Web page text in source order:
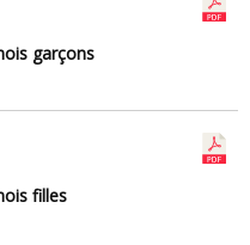
garçons
filles